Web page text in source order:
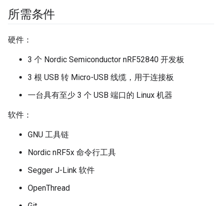
所需条件
硬件：
3 个 Nordic Semiconductor nRF52840 开发板
3 根 USB 转 Micro-USB 线缆，用于连接板
一台具有至少 3 个 USB 端口的 Linux 机器
软件：
GNU 工具链
Nordic nRF5x 命令行工具
Segger J-Link 软件
OpenThread